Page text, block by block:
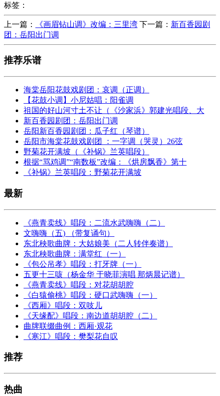
标签：
上一篇： 《画眉钻山调》改编：三里湾 下一篇： 新百香园剧
团：岳阳出门调
推荐乐谱
海棠岳阳花鼓戏剧团：哀调（正调）
【花鼓小调】小尼姑唱：阳雀调
祖国的好山河寸土不让（《沙家浜》郭建光唱段、大
新百香园剧团：岳阳出门调
岳阳新百香园剧团：瓜子红（琴谱）
岳阳市海棠花鼓戏剧团 ：一字调（哭灵）26弦
野菊花开满坡（《补锅》兰英唱段）
根据“骂鸡调”“南数板”改编：《烘房飘香》第十
《补锅》兰英唱段：野菊花开满坡
最新
《燕青卖线》唱段：二流水武嗨嗨（二）
文嗨嗨（五) （带复诵句）
东北秧歌曲牌：大姑娘美（二人转伴奏谱）
东北秧歌曲牌：满堂红（一）
《包公吊孝》唱段：打牙牌（一）
五更十三咳（杨金华 于晓菲演唱 那炳晨记谱）
《燕青卖线》唱段：对花胡胡腔
《白猿偷桃》唱段：硬口武嗨嗨（一）
《西厢》唱段：双吱儿
《天缘配》唱段：南边道胡胡腔（二）
曲牌联缀曲例：西厢·观花
《寒江》唱段：樊梨花自叹
推荐
热曲